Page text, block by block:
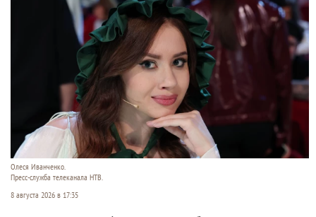
Олеся Иванченко.
Пресс-служба телеканала НТВ.
8 августа 2026 в 17:35